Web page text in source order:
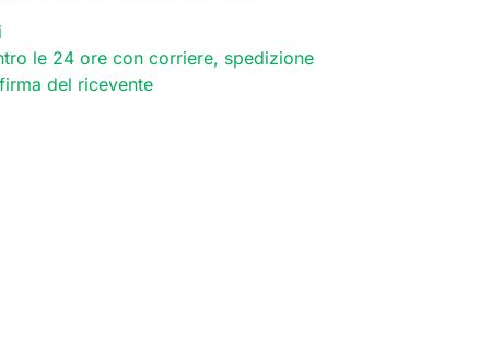
le 24 ore con corriere, spedizione
del ricevente